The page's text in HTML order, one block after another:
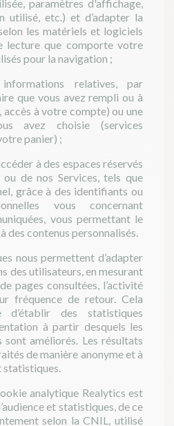
paramètres d'affichage,
utilisé, etc.) et d’adapter la
les matériels et logiciels
lecture que comporte votre
pour la navigation ;
relatives, par
que vous avez rempli ou à
à votre compte) ou une
avez choisie (services
panier) ;
à des espaces réservés
de nos Services, tels que
grâce à des identifiants ou
vous concernant
vous permettant le
des contenus personnalisés.
nous permettent d’adapter
des utilisateurs, en mesurant
pages consultées, l’activité
fréquence de retour. Cela
des statistiques
à partir desquels les
sont améliorés. Les résultats
de manière anonyme et à
statistiques.
analytique Realytics est
et statistiques, de ce
selon la CNIL, utilisé